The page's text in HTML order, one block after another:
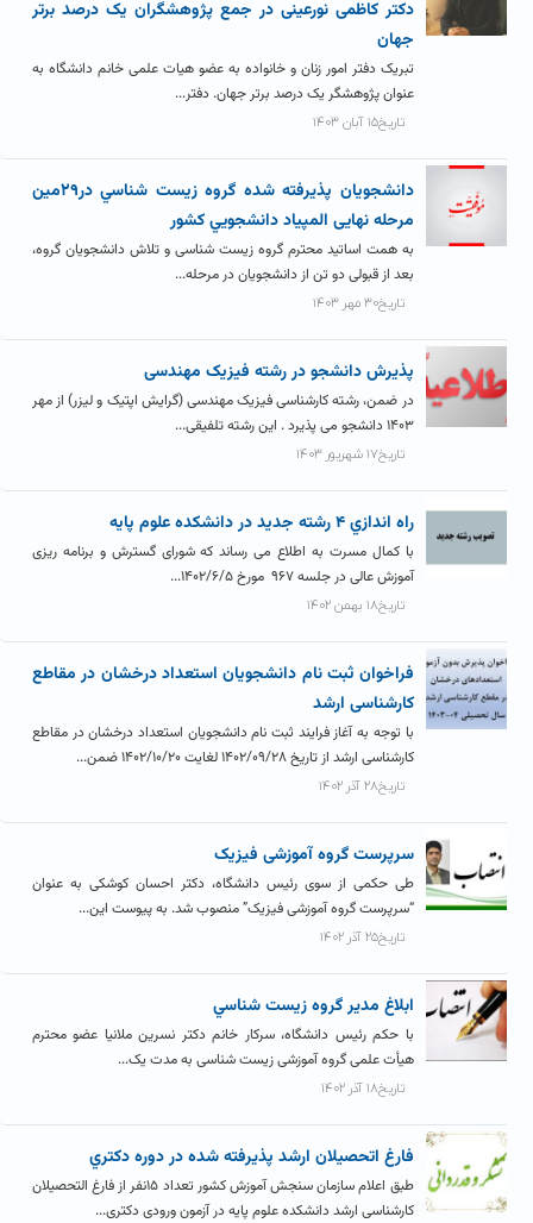
دکتر کاظمی نورعینی در جمع پژوهشگران یک درصد برتر
جهان
تبریک دفتر امور زنان و خانواده به عضو هیات علمی خانم دانشگاه به
عنوان پژوهشگر یک درصد برتر جهان. دفتر...
تاریخ۱۵ آبان ۱۴۰۳
دانشجويان پذيرفته شده گروه زيست شناسي در۲۹مين
مرحله نهایی المپياد دانشجويي کشور
به همت اساتید محترم گروه زیست شناسی و تلاش دانشجویان گروه،
بعد از قبولی دو تن از دانشجویان در مرحله...
تاریخ۳۰ مهر ۱۴۰۳
پذیرش دانشجو در رشته فیزیک مهندسی
در ضمن، رشته کارشناسی فیزیک مهندسی (گرایش اپتیک و لیزر) از مهر
۱۴۰۳ دانشجو می پذیرد . این رشته تلفیقی...
تاریخ۱۷ شهریور ۱۴۰۳
راه اندازي ۴ رشته جديد در دانشکده علوم پایه
با کمال مسرت به اطلاع می رساند که شورای گسترش و برنامه ریزی
آموزش عالی در جلسه ۹۶۷ مورخ ۱۴۰۲/۶/۵...
تاریخ۱۸ بهمن ۱۴۰۲
فراخوان ثبت نام دانشجویان استعداد درخشان در مقاطع
کارشناسی ارشد
با توجه به آغاز فرایند ثبت نام دانشجویان استعداد درخشان در مقاطع
کارشناسی ارشد از تاریخ ۱۴۰۲/۰۹/۲۸ لغایت ۱۴۰۲/۱۰/۲۰ ضمن...
تاریخ۲۸ آذر ۱۴۰۲
سرپرست گروه آموزشی فیزیک
طی حکمی از سوی رئیس دانشگاه، دکتر احسان کوشکی به عنوان
“سرپرست گروه آموزشی فیزیک” منصوب شد. به پیوست این...
تاریخ۲۵ آذر ۱۴۰۲
ابلاغ مدير گروه زيست شناسي
با حکم رئیس دانشگاه، سرکار خانم دکتر نسرین ملانیا عضو محترم
هیأت علمی گروه آموزشی زیست شناسی به مدت یک...
تاریخ۱۸ آذر ۱۴۰۲
فارغ اتحصيلان ارشد پذيرفته شده در دوره دکتري
طبق اعلام سازمان سنجش آموزش کشور تعداد ۱۵نفر از فارغ التحصیلان
کارشناسی ارشد دانشکده علوم پایه در آزمون ورودی دکتری...